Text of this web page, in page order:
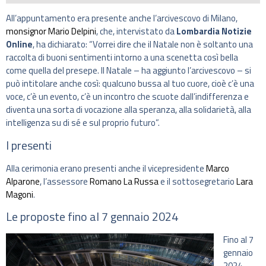
All’appuntamento era presente anche l’arcivescovo di Milano,
monsignor Mario Delpini, che, intervistato daLombardia Notizie
Online, ha dichiarato: “Vorrei dire che il Natale non è soltanto una
raccolta di buoni sentimenti intorno a una scenetta così bella
come quella del presepe. Il Natale – ha aggiunto l’arcivescovo – si
può intitolare anche così: qualcuno bussa al tuo cuore, cioè c’è una
voce, c’è un evento, c’è un incontro che scuote dall’indifferenza e
diventa una sorta di vocazione alla speranza, alla solidarietà, alla
intelligenza su di sé e sul proprio futuro”.
I presenti
Alla cerimonia erano presenti anche il vicepresidenteMarco
Alparone, l’assessoreRomano La Russae il sottosegretarioLara
Magoni.
Le proposte fino al 7 gennaio 2024
Fino al 7
gennaio